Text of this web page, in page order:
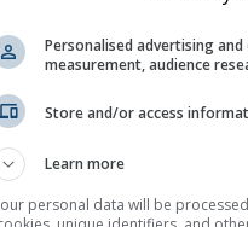
Personalised advertising
measurement, audience
Store and/or access
Learn more
personal data will be